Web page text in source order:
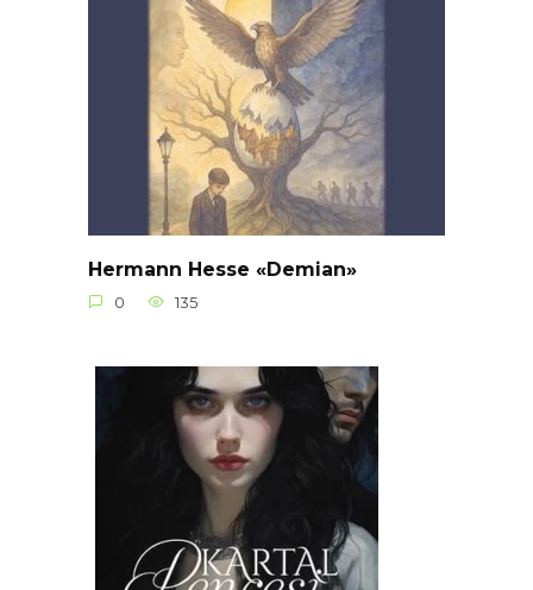
Hermann Hesse «Demian»
0 135